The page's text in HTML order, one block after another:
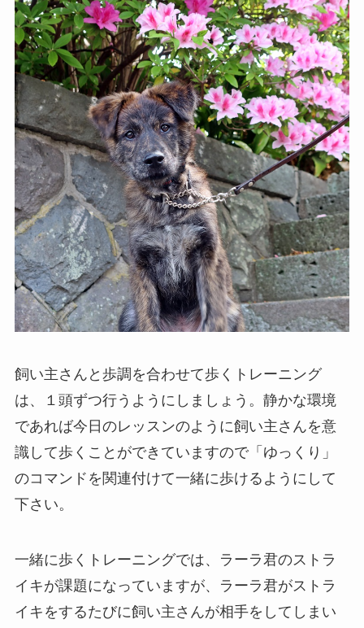
飼い主さんと歩調を合わせて歩くトレーニング
は、１頭ずつ行うようにしましょう。静かな環境
であれば今日のレッスンのように飼い主さんを意
識して歩くことができていますので「ゆっくり」
のコマンドを関連付けて一緒に歩けるようにして
下さい。
一緒に歩くトレーニングでは、ラーラ君のストラ
イキが課題になっていますが、ラーラ君がストラ
イキをするたびに飼い主さんが相手をしてしまい